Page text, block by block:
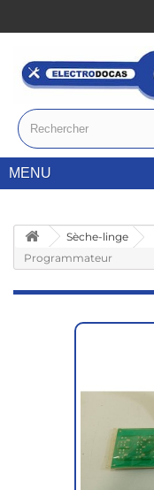
MENU
Sèche-linge
Programmateur